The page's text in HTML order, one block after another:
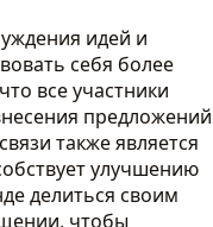
идей и
себя более
все участники
предложений
также является
улучшению
делиться своим
чтобы